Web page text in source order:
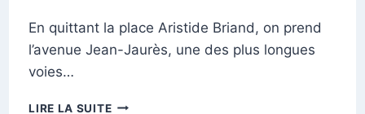
En quittant la place Aristide Briand, on prend
l’avenue Jean-Jaurès, une des plus longues
voies…
LIRE LA SUITEAVANT